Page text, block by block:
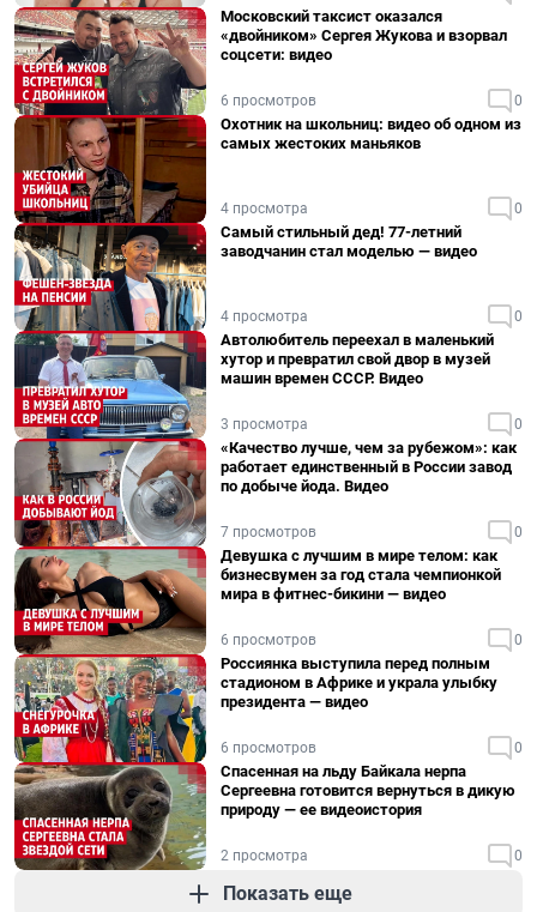
Московский таксист оказался
«двойником» Сергея Жукова и взорвал
соцсети: видео
6 просмотров 0
Охотник на школьниц: видео об одном из
самых жестоких маньяков
4 просмотра 0
Самый стильный дед! 77-летний
заводчанин стал моделью — видео
4 просмотра 0
Автолюбитель переехал в маленький
хутор и превратил свой двор в музей
машин времен СССР. Видео
3 просмотра 0
«Качество лучше, чем за рубежом»: как
работает единственный в России завод
по добыче йода. Видео
7 просмотров 0
Девушка с лучшим в мире телом: как
бизнесвумен за год стала чемпионкой
мира в фитнес-бикини — видео
6 просмотров 0
Россиянка выступила перед полным
стадионом в Африке и украла улыбку
президента — видео
6 просмотров 0
Спасенная на льду Байкала нерпа
Сергеевна готовится вернуться в дикую
природу — ее видеоистория
2 просмотра 0
Показать еще